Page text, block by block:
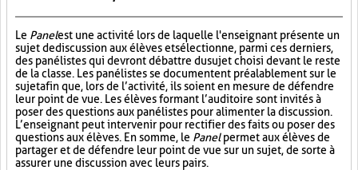
Le Panelest une activité lors de laquelle l'enseignant présente un
sujet de discussion aux élèves et sélectionne, parmi ces derniers,
des panélistes qui devront débattre du sujet choisi devant le reste
de la classe. Les panélistes se documentent préalablement sur le
sujet afin que, lors de l’activité, ils soient en mesure de défendre
leur point de vue. Les élèves formant l’auditoire sont invités à
poser des questions aux panélistes pour alimenter la discussion.
L’enseignant peut intervenir pour rectifier des faits ou poser des
questions aux élèves. En somme, le Panelpermet aux élèves de
partager et de défendre leur point de vue sur un sujet, de sorte à
assurer une discussion avec leurs pairs.